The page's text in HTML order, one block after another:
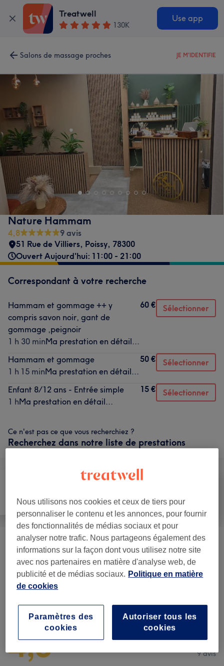
Treatwell
130K
Use app
Salons de massage proches JE M'IDENTIFIE
Nature Hammam
4,8
9 avis
51 Rue de Villiers, Poissy, 78300
Ouvert Aujourd'hui: 11:00 - 21:00
Correspondant à votre recherche
Hammam et gommage ++ y
compris savon noir, gant de
gommage ,peignoir
1 h 30 minMa prestation en détail...
60 € Sélectionner
Hammam et gommage
1 h 15 minMa prestation en détail...
50 € Sélectionner
Enfant 8/12 ans - Entrée simple
1 hMa prestation en détail...
15 € Sélectionner
Ce n'est pas ce que vous recherchiez ?
Recherchez dans notre liste de prestations
Tout Massage Corps
Hammam Et Sauna Exclusivement
Pour Femmes (13)
à partir de 15 €
4,8 9 avis
Nous utilisons nos cookies et ceux de tiers pour
personnaliser le contenu et les annonces, pour fournir
des fonctionnalités de médias sociaux et pour
analyser notre trafic. Nous partageons également des
informations sur la façon dont vous utilisez notre site
avec nos partenaires en matière d'analyse web, de
publicité et de médias sociaux. Politique en matière
de cookies
Autoriser tous les
cookies
Paramètres des
cookies